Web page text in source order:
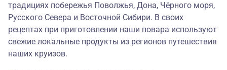
традициях побережья Поволжья, Дона, Чёрного моря,
Русского Севера и Восточной Сибири. В своих
рецептах при приготовлении наши повара используют
свежие локальные продукты из регионов путешествия
наших круизов.